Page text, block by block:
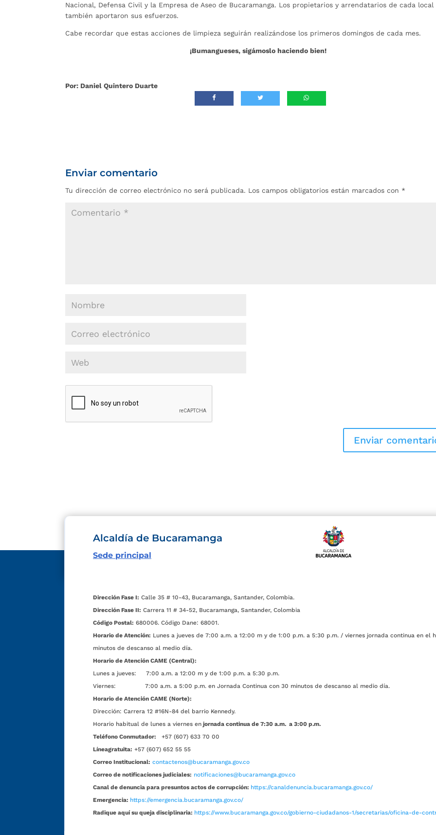
Nacional, Defensa Civil y la Empresa de Aseo de Bucaramanga. Los propietarios y arrendatarios de cada local
también aportaron sus esfuerzos.
Cabe recordar que estas acciones de limpieza seguirán realizándose los primeros domingos de cada mes.
¡Bumangueses, sigámoslo haciendo bien!
Por: Daniel Quintero Duarte
Enviar comentario
Tu dirección de correo electrónico no será publicada. Los campos obligatorios están marcados con *
Alcaldía de Bucaramanga
Sede principal
Dirección Fase I: Calle 35 # 10-43, Bucaramanga, Santander, Colombia.
Dirección Fase II: Carrera 11 # 34-52, Bucaramanga, Santander, Colombia
Código Postal: 680006. Código Dane: 68001.
Horario de Atención: Lunes a jueves de 7:00 a.m. a 12:00 m y de 1:00 p.m. a 5:30 p.m. / viernes jornada continua en el
minutos de descanso al medio día.
Horario de Atención CAME (Central):
Lunes a jueves: 7:00 a.m. a 12:00 m y de 1:00 p.m. a 5:30 p.m.
Viernes: 7:00 a.m. a 5:00 p.m. en Jornada Continua con 30 minutos de descanso al medio día.
Horario de Atención CAME (Norte):
Dirección: Carrera 12 #16N-84 del barrio Kennedy.
Horario habitual de lunes a viernes en jornada continua de 7:30 a.m. a 3:00 p.m.
Teléfono Conmutador:
+57 (607) 633 70 00
Líneagratuita: +57 (607) 652 55 55
Correo Institucional: contactenos@bucaramanga.gov.co
Correo de notificaciones judiciales: notificaciones@bucaramanga.gov.co
Canal de denuncia para presuntos actos de corrupción: https://canaldenuncia.bucaramanga.gov.co/
Emergencia: https://emergencia.bucaramanga.gov.co/
Radique aquí su queja disciplinaria: https://www.bucaramanga.gov.co/gobierno-ciudadanos-1/secretarias/oficina-de-